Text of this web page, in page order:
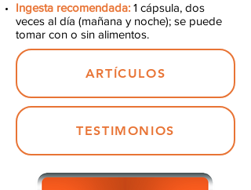
Ingesta recomendada: 1 cápsula, dos
veces al día (mañana y noche); se puede
tomar con o sin alimentos.
ARTÍCULOS
TESTIMONIOS